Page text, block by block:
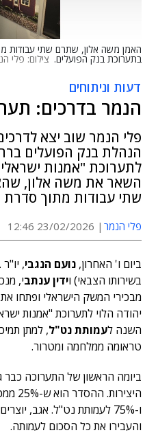
האמן משה אלון, שתרם שתי עבודות
בתערוכת בנק הפועלים. צילום: פלי
דעות וניתוחים
הנמר בדרכים:
פלי הנמר שוב יצא
הנהלת בנק הפועלים
השאר את משה אלון,
שתי עבודות מתוך סדרת
פלי הנמר 23/02/2026 12:46
ביום ו' האחרון, נועם הנגבי, יו"ר
בשירותו הצבאי) וידין ענתב
מבכירי המשק הישראלי ופתחו
השנה לעמותת נט"ל, למתן
טראומה ממלחמה ומטרור.
ו-75% לעמותת נט"ל. אגב,
והעבירו את כל הסכום לעמותה.